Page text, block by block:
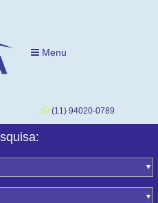
Menu
(11) 94020-0789